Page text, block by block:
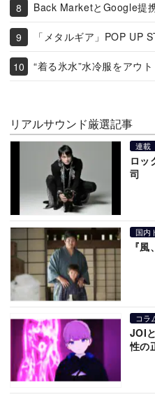
Back MarketとGoogle提
「メタルギア」POP UP
“着る氷水”水冷服をアウ
リアルサウンド厳選記事
連載
ロッ
司
国内
『
コラ
JOI
性の